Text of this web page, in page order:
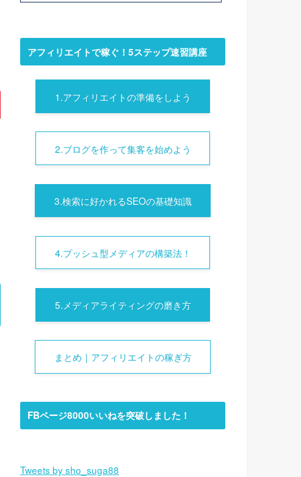
アフィリエイトで稼ぐ！5ステップ速習講座
1.アフィリエイトの準備をしよう
2.ブログを作って集客を始めよう
3.検索に好かれるSEOの基礎知識
4.プッシュ型メディアの構築法！
5.メディアライティングの磨き方
まとめ｜アフィリエイトの稼ぎ方
FBページ8000いいねを突破しました！
Tweets by sho_suga88